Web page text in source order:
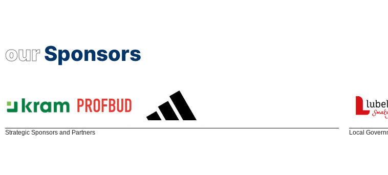
ourSponsors
Strategic Sponsors and Partners Local